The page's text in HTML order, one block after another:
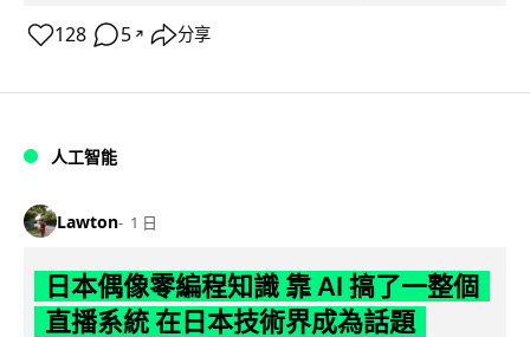
128 5 ↗ 分享
人工智能
Lawton 1 日
日本偶像零編程知識 靠 AI 搞了一整個
直播系統 在日本技術界成為話題